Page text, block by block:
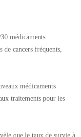
médicaments
de cancers fréquents,
médicaments
traitements pour les
que le taux de survie à